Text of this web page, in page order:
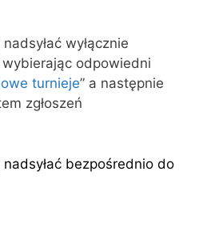
wyłącznie
odpowiedni
turnieje” a następnie
zgłoszeń
nadsyłać bezpośrednio do